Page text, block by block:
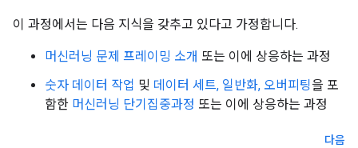
이 과정에서는 다음 지식을 갖추고 있다고 가정합니다.
머신러닝 문제 프레이밍 소개 또는 이에 상응하는 과정
숫자 데이터 작업 및 데이터 세트, 일반화, 오버피팅을 포
함한 머신러닝 단기집중과정 또는 이에 상응하는 과정
다음